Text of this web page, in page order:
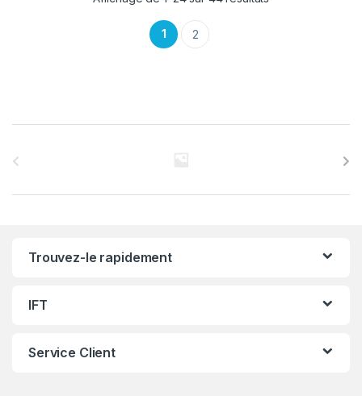
1 2
Trouvez-le rapidement
IFT
Service Client